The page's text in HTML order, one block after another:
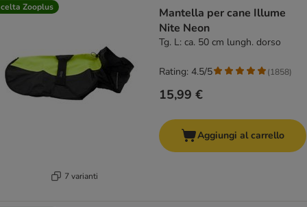
Zooplus
7 varianti
Mantella per cane Illume
Nite Neon
Tg. L: ca. 50 cm lungh. dorso
15,99 €
Rating: 4.5/5 (1858)
Aggiungi al carrello